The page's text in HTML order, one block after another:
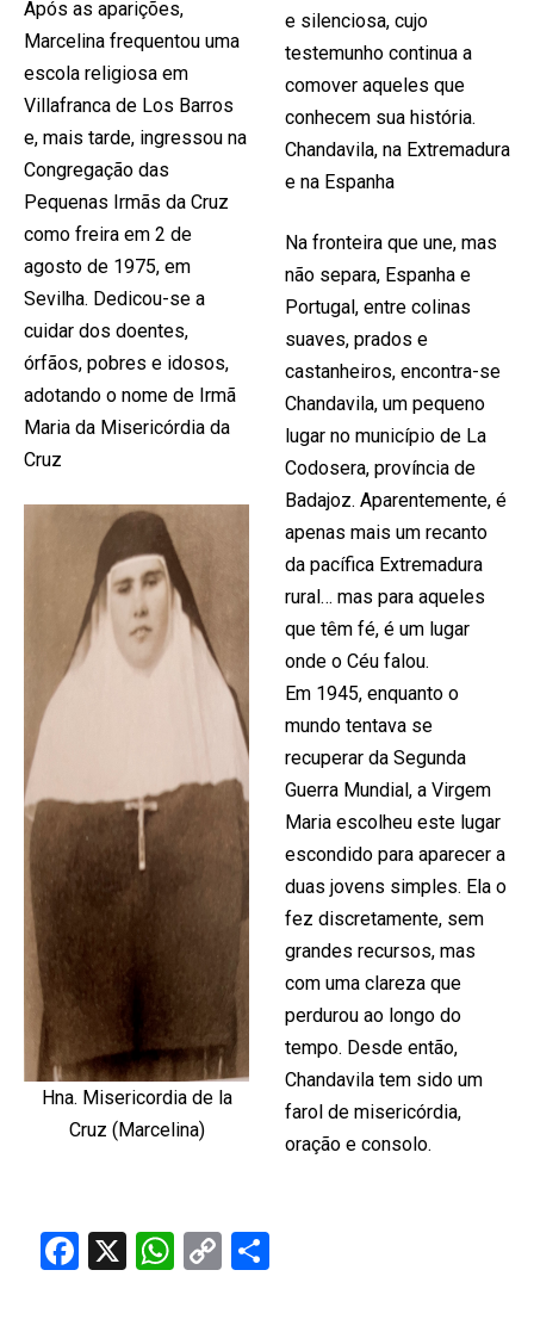
Após as aparições,
Marcelina frequentou uma
escola religiosa em
Villafranca de Los Barros
e, mais tarde, ingressou na
Congregação das
Pequenas Irmãs da Cruz
como freira em 2 de
agosto de 1975, em
Sevilha. Dedicou-se a
cuidar dos doentes,
órfãos, pobres e idosos,
adotando o nome de Irmã
Maria da Misericórdia da
Cruz
Hna. Misericordia de la
Cruz (Marcelina)
e silenciosa, cujo
testemunho continua a
comover aqueles que
conhecem sua história.
Chandavila, na Extremadura
e na Espanha
Na fronteira que une, mas
não separa, Espanha e
Portugal, entre colinas
suaves, prados e
castanheiros, encontra-se
Chandavila, um pequeno
lugar no município de La
Codosera, província de
Badajoz. Aparentemente, é
apenas mais um recanto
da pacífica Extremadura
rural… mas para aqueles
que têm fé, é um lugar
onde o Céu falou.
Em 1945, enquanto o
mundo tentava se
recuperar da Segunda
Guerra Mundial, a Virgem
Maria escolheu este lugar
escondido para aparecer a
duas jovens simples. Ela o
fez discretamente, sem
grandes recursos, mas
com uma clareza que
perdurou ao longo do
tempo. Desde então,
Chandavila tem sido um
farol de misericórdia,
oração e consolo.
Facebook
X WhatsApp
Copy